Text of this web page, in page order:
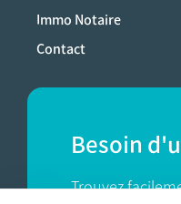
Immo Notaire
Contact
Besoin
Trouvez